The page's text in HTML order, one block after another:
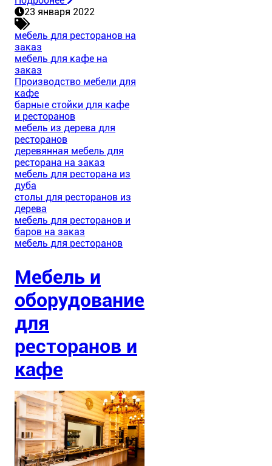
23 января 2022
мебель для ресторанов на
заказ
мебель для кафе на
заказ
Производство мебели для
кафе
барные стойки для кафе
и ресторанов
мебель из дерева для
ресторанов
деревянная мебель для
ресторана на заказ
мебель для ресторана из
дуба
столы для ресторанов из
дерева
мебель для ресторанов и
баров на заказ
мебель для ресторанов
Мебель и
оборудование
для
ресторанов и
кафе